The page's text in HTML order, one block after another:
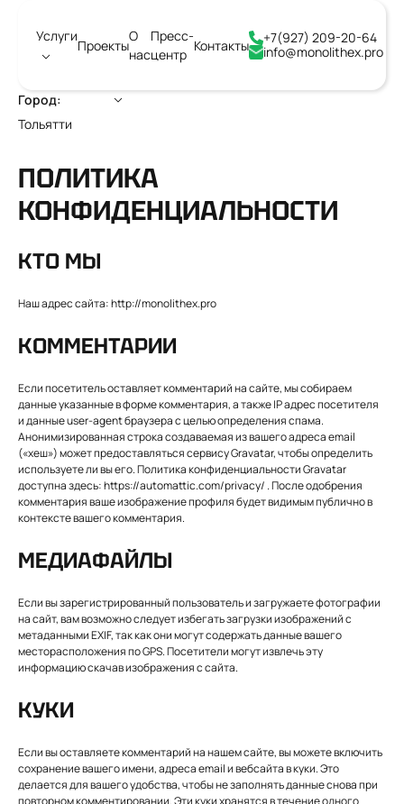
Город:
Тольятти
Услуги
Проекты
О
нас
Пресс-
центр
Контакты
+7(927) 209-20-64
info@monolithex.pro
ПОЛИТИКА
КОНФИДЕНЦИАЛЬНОСТИ
КТО МЫ
Наш адрес сайта: http://monolithex.pro
КОММЕНТАРИИ
Если посетитель оставляет комментарий на сайте, мы собираем
данные указанные в форме комментария, а также IP адрес посетителя
и данные user-agent браузера с целью определения спама.
Анонимизированная строка создаваемая из вашего адреса email
(«хеш») может предоставляться сервису Gravatar, чтобы определить
используете ли вы его. Политика конфиденциальности Gravatar
доступна здесь: https://automattic.com/privacy/ . После одобрения
комментария ваше изображение профиля будет видимым публично в
контексте вашего комментария.
МЕДИАФАЙЛЫ
Если вы зарегистрированный пользователь и загружаете фотографии
на сайт, вам возможно следует избегать загрузки изображений с
метаданными EXIF, так как они могут содержать данные вашего
месторасположения по GPS. Посетители могут извлечь эту
информацию скачав изображения с сайта.
КУКИ
Если вы оставляете комментарий на нашем сайте, вы можете включить
сохранение вашего имени, адреса email и вебсайта в куки. Это
делается для вашего удобства, чтобы не заполнять данные снова при
повторном комментировании. Эти куки хранятся в течение одного